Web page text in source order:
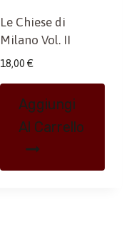
Le Chiese di
Milano Vol. II
18,00 €
Aggiungi
Al Carrello